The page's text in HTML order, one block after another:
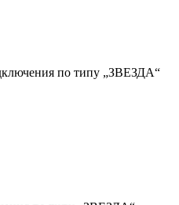
по типу „ЗВЕЗДА“